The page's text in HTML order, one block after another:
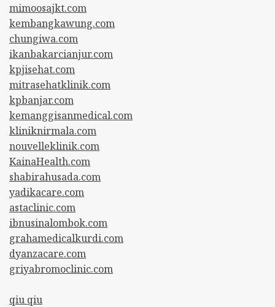
mimoosajkt.com
kembangkawung.com
chungiwa.com
ikanbakarcianjur.com
kpjisehat.com
mitrasehatklinik.com
kpbanjar.com
kemanggisanmedical.com
kliniknirmala.com
nouvelleklinik.com
KainaHealth.com
shabirahusada.com
yadikacare.com
astaclinic.com
ibnusinalombok.com
grahamedicalkurdi.com
dyanzacare.com
griyabromoclinic.com
qiu qiu